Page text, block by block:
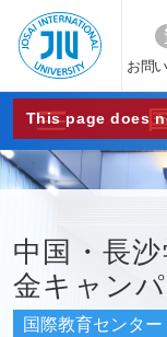
JIU
城西
国際
大学
お問
This page does
中国・長
金キャン
国際教育センター